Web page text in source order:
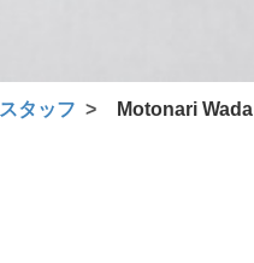
スタッフ Motonari Wada